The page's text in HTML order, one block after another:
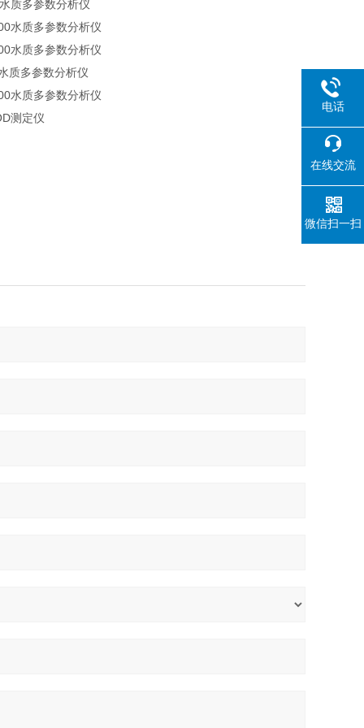
质多参数分析仪
水质多参数分析仪
水质多参数分析仪
质多参数分析仪
水质多参数分析仪
测定仪
电话
在线交流
微信扫一扫